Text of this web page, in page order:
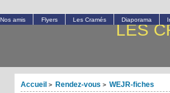
LES
Accueil > Rendez-vous > WEJR-fiches
Nos amis Flyers Les Cramés Diaporama